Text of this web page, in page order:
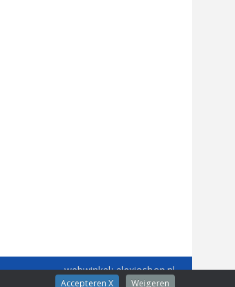
webwinkel: elexioshop.nl
Accepteren X Weigeren